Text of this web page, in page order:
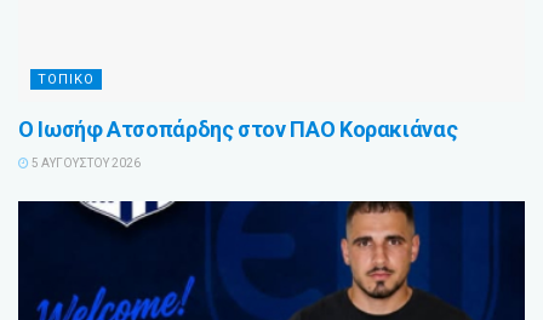
ΤΟΠΙΚΌ
Ο Ιωσήφ Ατσοπάρδης στον ΠΑΟ Κορακιάνας
5 ΑΥΓΟΎΣΤΟΥ 2026